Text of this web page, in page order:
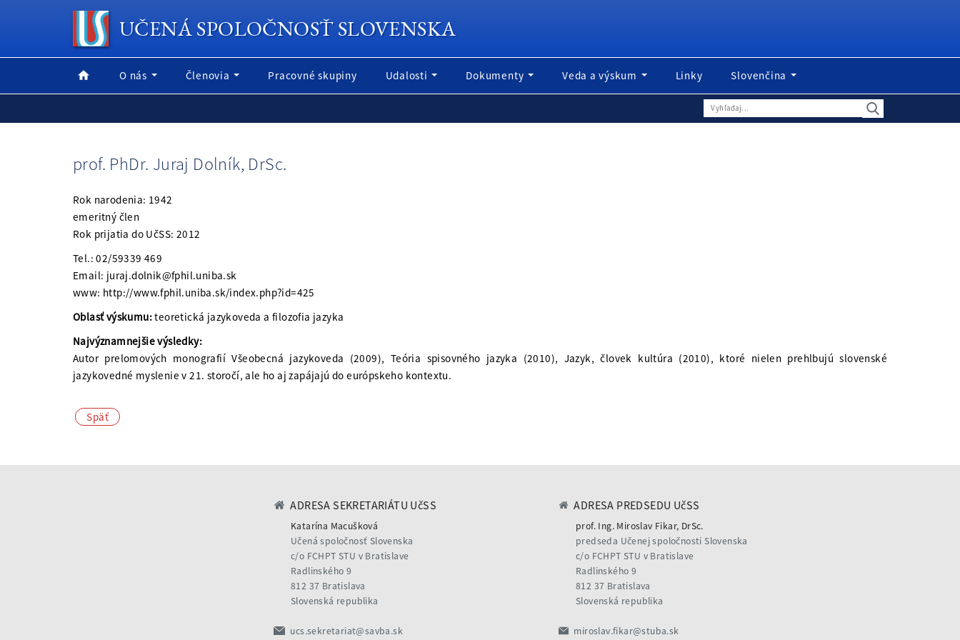
UČENÁ SPOLOČNOSŤ SLOVENSKA
O nás Členovia Pracovné skupiny Udalosti Dokumenty Veda a výskum Linky Slovenčina
prof. PhDr. Juraj Dolník, DrSc.
Rok narodenia: 1942
emeritný člen
Rok prijatia do UčSS: 2012
Tel.: 02/59339 469
Email: juraj.dolnik@fphil.uniba.sk
www: http://www.fphil.uniba.sk/index.php?id=425
Oblasť výskumu:teoretická jazykoveda a filozofia jazyka
Najvýznamnejšie výsledky:
Autor prelomových monografií Všeobecná jazykoveda (2009), Teória spisovného jazyka (2010), Jazyk, človek kultúra (2010), ktoré nielen prehlbujú slovenské
jazykovedné myslenie v 21. storočí, ale ho aj zapájajú do európskeho kontextu.
Späť
ADRESA SEKRETARIÁTU UčSS
Katarína Macušková
Učená spoločnosť Slovenska
c/o FCHPT STU v Bratislave
Radlinského 9
812 37 Bratislava
Slovenská republika
ucs.sekretariat@savba.sk
ADRESA PREDSEDU UčSS
prof. Ing. Miroslav Fikar, DrSc.
predseda Učenej spoločnosti Slovenska
c/o FCHPT STU v Bratislave
Radlinského 9
812 37 Bratislava
Slovenská republika
miroslav.fikar@stuba.sk